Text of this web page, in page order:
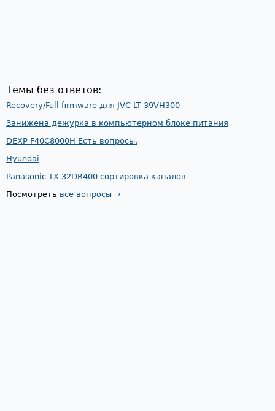
Темы без ответов:
Recovery/Full firmware для JVC LT-39VH300
Занижена дежурка в компьютерном блоке питания
DEXP F40C8000H Есть вопросы.
Hyundai
Panasonic TX-32DR400 сортировка каналов
Посмотреть все вопросы →